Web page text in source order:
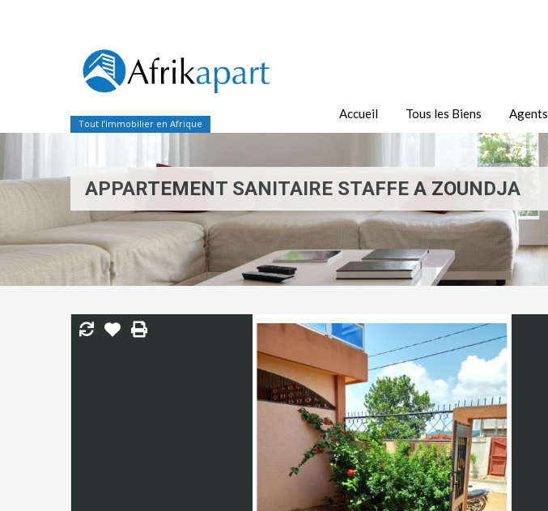
Tout l’immobilier en Afrique
Accueil Tous les Biens Agents
APPARTEMENT SANITAIRE STAFFE A ZOUNDJA